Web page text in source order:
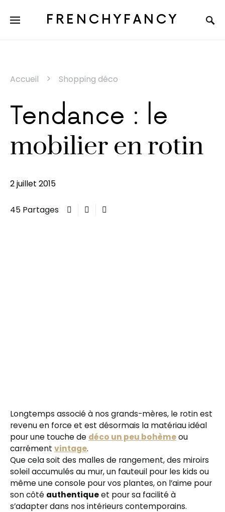
FRENCHYFANCY
Accueil Shopping déco
Tendance : le
mobilier en rotin
2 juillet 2015
45 Partages
Longtemps associé à nos grands-mères, le rotin est
revenu en force et est désormais la matériau idéal
pour une touche de déco un peu bohèmeou
carrément vintage.
Que cela soit des malles de rangement, des miroirs
soleil accumulés au mur, un fauteuil pour les kids ou
même une console pour vos plantes, on l’aime pour
son côté authentiqueet pour sa facilité à
s’adapter dans nos intérieurs contemporains.